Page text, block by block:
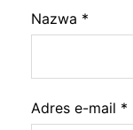
Nazwa *
Adres e-mail *